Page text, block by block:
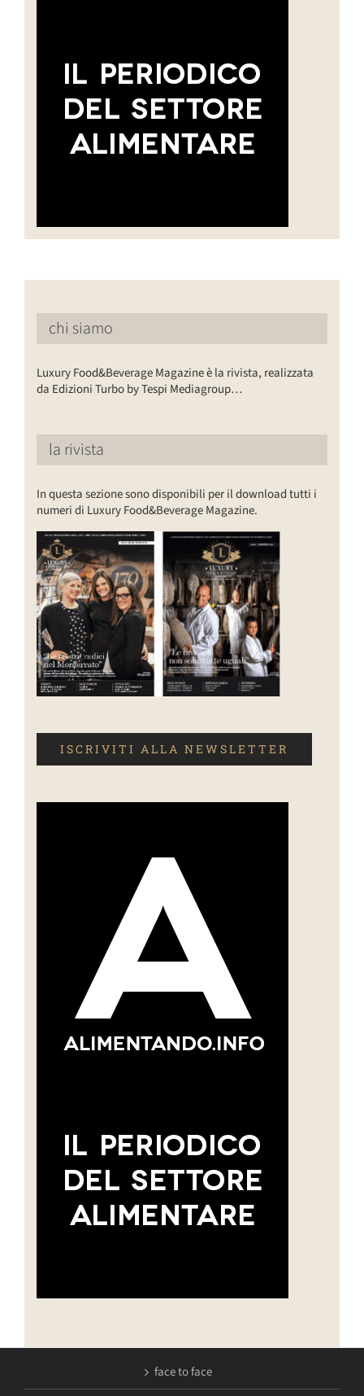
chi siamo
Luxury Food&Beverage Magazine è la rivista, realizzata
da Edizioni Turbo by Tespi Mediagroup…
la rivista
In questa sezione sono disponibili per il download tutti i
numeri di Luxury Food&Beverage Magazine.
ISCRIVITI ALLA NEWSLETTER
face to face